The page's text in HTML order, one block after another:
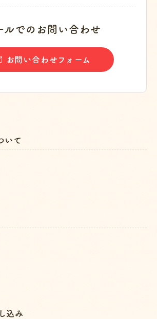
ルでのお問い合わせ
お問い合わせフォーム
いて
込み